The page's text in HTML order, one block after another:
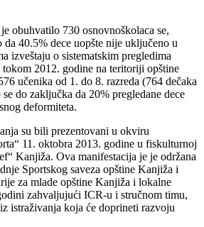
obuhvatilo 730 osnovnoškolaca se,
da 40.5% dece uopšte nije uključeno u
izveštaju o sistematskim pregledima
2012. godine na teritoriji opštine
učenika od 1. do 8. razreda (764 dečaka
do zaključka da 20% pregledane dece
deformiteta.
su bili prezentovani u okviru
11. oktobra 2013. godine u fiskulturnoj
Kanjiža. Ova manifestacija je je održana
Sportskog saveza opštine Kanjiža i
za mlade opštine Kanjiža i lokalne
zahvaljujući ICR-u i stručnom timu,
istraživanja koja će doprineti razvoju